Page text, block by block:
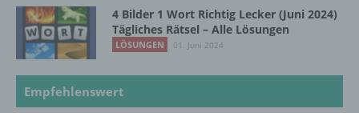
4 Bilder 1 Wort Richtig Lecker (Juni 2024)
Tägliches Rätsel – Alle Lösungen
LÖSUNGEN 01. Juni 2024
Empfehlenswert
einer identifizierten oder identifizierbaren
natürlichen Person zugewiesen werden.
g) Verantwortlicher oder für die Verarbeitung
Verantwortlicher